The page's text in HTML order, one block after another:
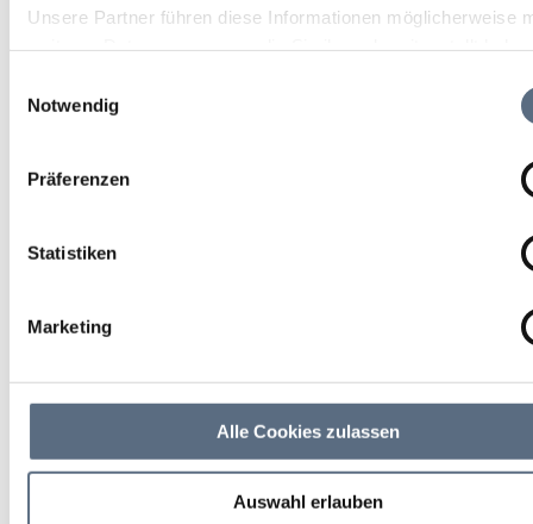
Unsere Partner führen diese Informationen möglicherweise
Notwendig
Präferenzen
Statistiken
Marketing
Alle Cookies zulassen
Auswahl erlauben